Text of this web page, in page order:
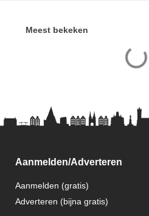
Meest bekeken
Aanmelden/Adverteren
Aanmelden (gratis)
Adverteren (bijna gratis)